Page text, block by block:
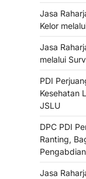
Jasa
Kelor
Jasa
melalui
PDI
Kesehatan
JSLU
DPC PDI
Ranting,
Jasa